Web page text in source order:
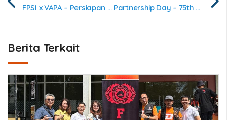
FPSI x VAPA – Persiapan Pameran 70th Diplomatik Vietnam – Indonesia Partnership Day – 75th Diplomatik Turki Indonesia
Berita Terkait